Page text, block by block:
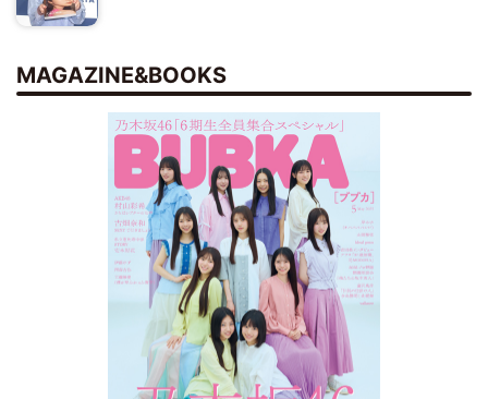
MAGAZINE&BOOKS